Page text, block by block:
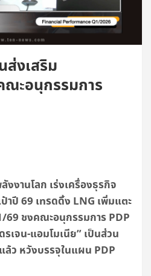
งเสริม
ณะอนุกรรมการ
งานโลก เร่งเครื่องธุรกิจ
าปี 69 เทรดดิ้ง LNG เพิ่มแตะ
69 ชงคณะอนุกรรมการ PDP
รเจน-แอมโมเนีย” เป็นส่วน
ว หวังบรรจุในแผน PDP